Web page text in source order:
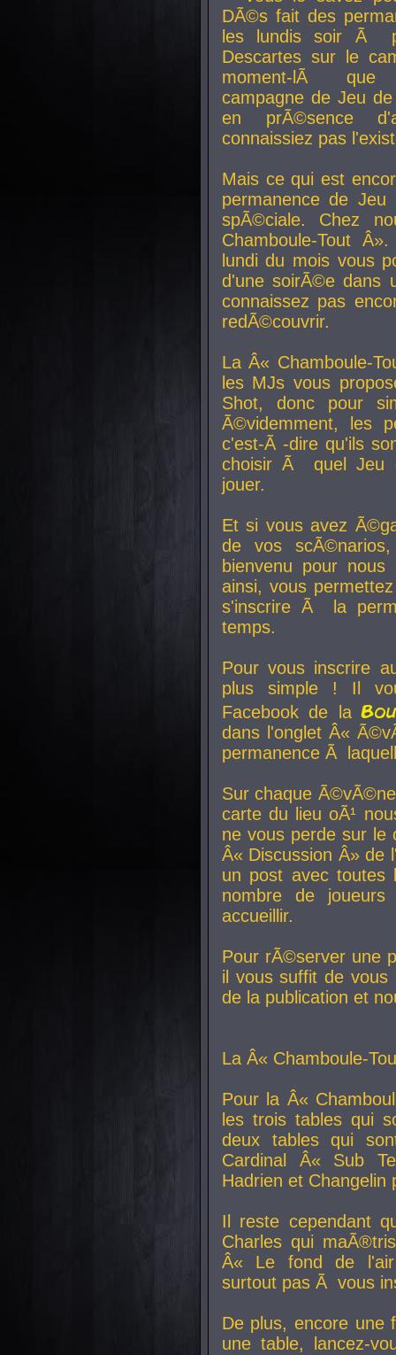
DÃ©s fait des
les lundis soir Ã
Descartes sur le
moment-lÃ que
campagne de Jeu
en prÃ©sence
connaissiez pas
Mais ce qui est
permanence de
spÃ©ciale. Chez
Chamboule-Tout
lundi du mois vous
d'une soirÃ©e dans
connaissez pas
redÃ©couvrir.
La Â« Chamboule-
les MJs vous
Shot, donc pour
Ã©videmment, les
c'est-Ã -dire qu'ils
choisir Ã quel Jeu
jouer.
Et si vous avez
de vos
bienvenu pour
ainsi, vous
s'inscrire Ã la
temps.
Pour vous inscrire
plus simple ! Il
Facebook de la
dans l'onglet Â«
permanence Ã
Sur chaque
carte du lieu oÃ¹
ne vous perde sur le
Â« Discussion Â» de
un post avec toutes
nombre de
accueillir.
Pour rÃ©server une
il vous suffit de vous
de la publication et
La Â« Chamboule-
Pour la Â«
les trois tables qui
deux tables qui
Cardinal
Â« Sub
Hadrien et Changelin
Il reste cependant
Charles qui
Â« Le fond de
surtout pas Ã vous
De plus, encore une
une table, lancez-